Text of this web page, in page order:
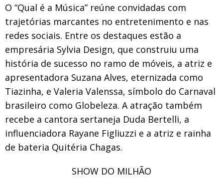
O “Qual é a Música” reúne convidadas com
trajetórias marcantes no entretenimento e nas
redes sociais. Entre os destaques estão a
empresária Sylvia Design, que construiu uma
história de sucesso no ramo de móveis, a atriz e
apresentadora Suzana Alves, eternizada como
Tiazinha, e Valeria Valenssa, símbolo do Carnaval
brasileiro como Globeleza. A atração também
recebe a cantora sertaneja Duda Bertelli, a
influenciadora Rayane Figliuzzi e a atriz e rainha
de bateria Quitéria Chagas.
SHOW DO MILHÃO